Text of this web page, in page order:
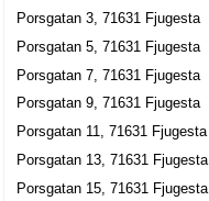
Porsgatan 3, 71631 Fjugesta
Porsgatan 5, 71631 Fjugesta
Porsgatan 7, 71631 Fjugesta
Porsgatan 9, 71631 Fjugesta
Porsgatan 11, 71631 Fjugesta
Porsgatan 13, 71631 Fjugesta
Porsgatan 15, 71631 Fjugesta